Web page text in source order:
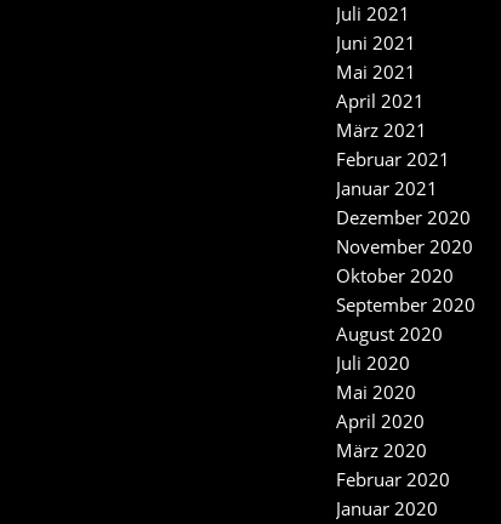
Juli 2021
Juni 2021
Mai 2021
April 2021
März 2021
Februar 2021
Januar 2021
Dezember 2020
November 2020
Oktober 2020
September 2020
August 2020
Juli 2020
Mai 2020
April 2020
März 2020
Februar 2020
Januar 2020